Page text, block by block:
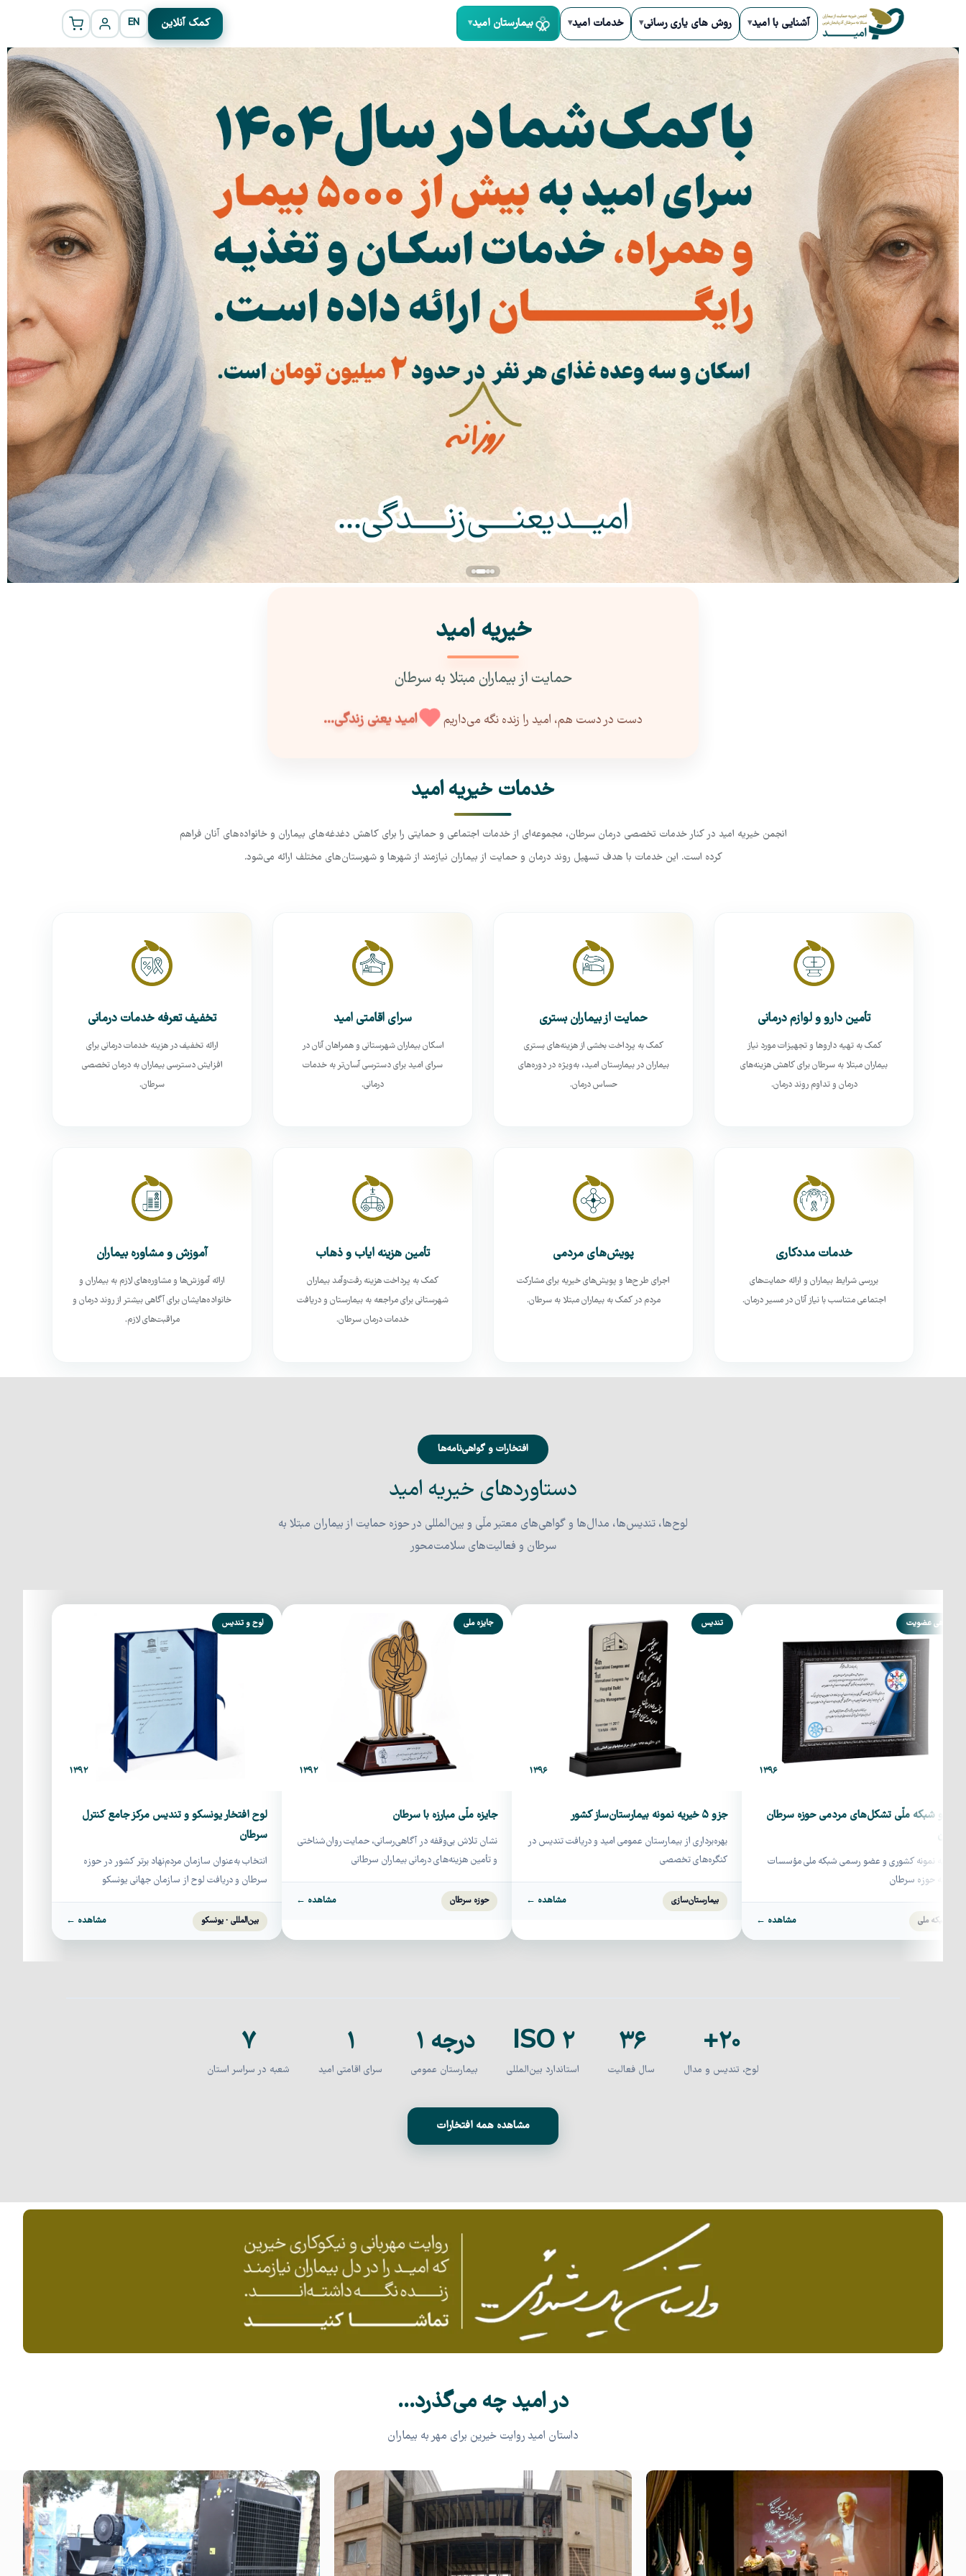
آشنایی با امید روش های یاری رسانی خدمات امید بیمارستان امید کمک آنلاین EN
خیریه امید
حمایت از بیماران مبتلا به سرطان
دست در دست هم، امید را زنده نگه می‌داریم امید یعنی زندگی...
خدمات خیریه امید
انجمن خیریه امید در کنار خدمات تخصصی درمان سرطان، مجموعه‌ای از خدمات اجتماعی و حمایتی را برای کاهش دغدغه‌های بیماران و خانواده‌های آنان فراهم
کرده است. این خدمات با هدف تسهیل روند درمان و حمایت از بیماران نیازمند از شهرها و شهرستان‌های مختلف ارائه می‌شود.
تأمین دارو و لوازم درمانی
کمک به تهیه داروها و تجهیزات مورد نیاز
بیماران مبتلا به سرطان برای کاهش هزینه‌های
درمان و تداوم روند درمان.
حمایت از بیماران بستری
کمک به پرداخت بخشی از هزینه‌های بستری
بیماران در بیمارستان امید، به‌ویژه در دوره‌های
حساس درمان.
سرای اقامتی امید
اسکان بیماران شهرستانی و همراهان آنان در
سرای امید برای دسترسی آسان‌تر به خدمات
درمانی.
تخفیف تعرفه خدمات درمانی
ارائه تخفیف در هزینه خدمات درمانی برای
افزایش دسترسی بیماران به درمان تخصصی
سرطان.
خدمات مددکاری
بررسی شرایط بیماران و ارائه حمایت‌های
اجتماعی متناسب با نیاز آنان در مسیر درمان.
پویش‌های مردمی
اجرای طرح‌ها و پویش‌های خیریه برای مشارکت
مردم در کمک به بیماران مبتلا به سرطان.
تأمین هزینه ایاب و ذهاب
کمک به پرداخت هزینه رفت‌وآمد بیماران
شهرستانی برای مراجعه به بیمارستان و دریافت
خدمات درمان سرطان.
آموزش و مشاوره بیماران
ارائه آموزش‌ها و مشاوره‌های لازم به بیماران و
خانواده‌هایشان برای آگاهی بیشتر از روند درمان و
مراقبت‌های لازم.
افتخارات و گواهی‌نامه‌ها
دستاوردهای خیریه امید
لوح‌ها، تندیس‌ها، مدال‌ها و گواهی‌های معتبر ملّی و بین‌المللی در حوزه حمایت از بیماران مبتلا به
سرطان و فعالیت‌های سلامت‌محور
لوح و تندیس
۱۳۹۲
لوح افتخار یونسکو و تندیس مرکز جامع کنترل
سرطان
انتخاب به‌عنوان سازمان مردم‌نهاد برتر کشور در حوزه
سرطان و دریافت لوح از سازمان جهانی یونسکو
بین‌المللی · یونسکو مشاهده ←
جایزه ملی
۱۳۹۲
جایزه ملّی مبارزه با سرطان
نشان تلاش بی‌وقفه در آگاهی‌رسانی، حمایت روان‌شناختی
و تأمین هزینه‌های درمانی بیماران سرطانی
حوزه سرطان مشاهده ←
تندیس
۱۳۹۶
جزو ۵ خیریه نمونه بیمارستان‌ساز کشور
بهره‌برداری از بیمارستان عمومی امید و دریافت تندیس در
کنگره‌های تخصصی
بیمارستان‌سازی مشاهده ←
گواهی عضویت
۱۳۹۶
عضو شبکه ملّی تشکل‌های مردمی حوزه سرطان
ایران
خیریه نمونه کشوری و عضو رسمی شبکه ملی مؤسسات
خیریه حوزه سرطان
شبکه ملی مشاهده ←
۲۰+
لوح، تندیس و مدال
۳۶
سال فعالیت
۲ ISO
استاندارد بین‌المللی
درجه ۱
بیمارستان عمومی
۱
سرای اقامتی امید
۷
شعبه در سراسر استان
مشاهده همه افتخارات
در امید چه می‌گذرد...
داستان امید روایت خیرین برای مهر به بیماران